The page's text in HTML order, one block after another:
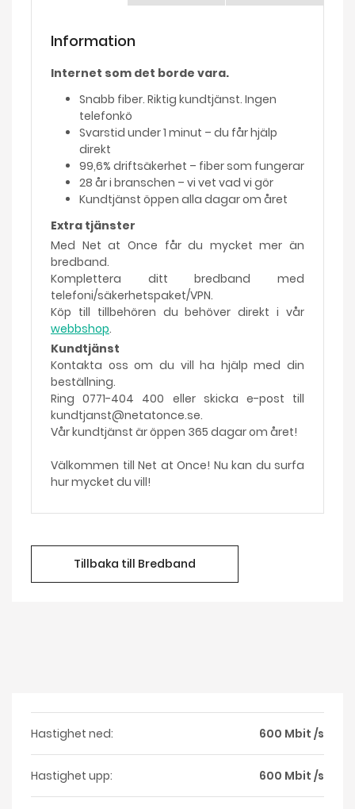
Information
Internet som det borde vara.
Snabb fiber. Riktig kundtjänst. Ingen
telefonkö
Svarstid under 1 minut – du får hjälp
direkt
99,6% driftsäkerhet – fiber som fungerar
28 år i branschen – vi vet vad vi gör
Kundtjänst öppen alla dagar om året
Extra tjänster
Med Net at Once får du mycket mer än
bredband.
Komplettera ditt bredband med
telefoni/säkerhetspaket/VPN.
Köp till tillbehören du behöver direkt i vår
webbshop.
Kundtjänst
Kontakta oss om du vill ha hjälp med din
beställning.
Ring 0771-404 400 eller skicka e-post till
kundtjanst@netatonce.se.
Vår kundtjänst är öppen 365 dagar om året!
Välkommen till Net at Once! Nu kan du surfa
hur mycket du vill!
Tillbaka till Bredband
Hastighet ned: 600 Mbit /s
Hastighet upp: 600 Mbit /s